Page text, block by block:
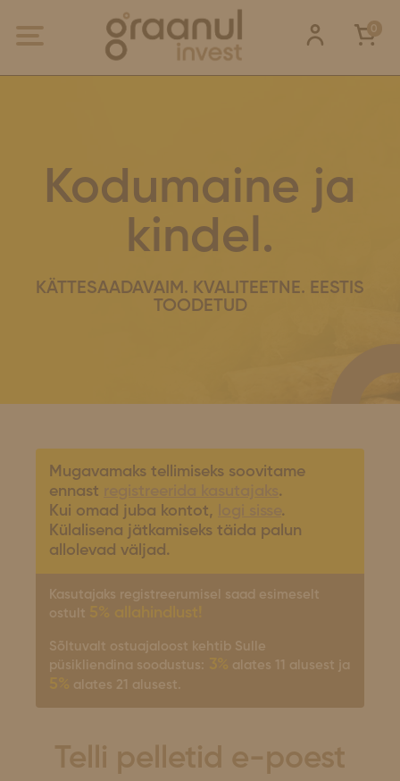
0
Kodumaine ja
kindel.
KÄTTESAADAVAIM. KVALITEETNE. EESTIS
TOODETUD
Mugavamaks tellimiseks soovitame
ennast
.
Kui omad juba kontot,
.
Külalisena jätkamiseks täida palun
allolevad väljad.
Kasutajaks registreerumisel saad esimeselt
ostult
Sõltuvalt ostuajaloost kehtib Sulle
püsikliendina soodustus:
alates 11 alusest ja
alates 21 alusest.
Telli pelletid e-poest